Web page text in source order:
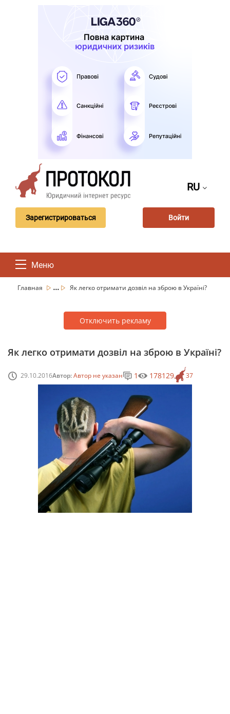
RU
Зарегистрироваться Войти
Меню
Главная ... Як легко отримати дозвіл на зброю в Україні?
Отключить рекламу
Як легко отримати дозвіл на зброю в Україні?
29.10.2016Автор:Автор не указан 37
1 178129